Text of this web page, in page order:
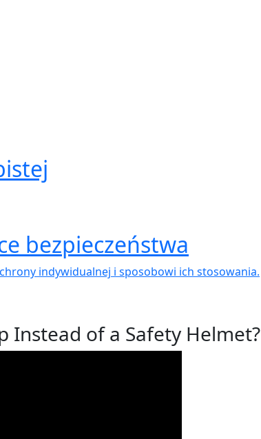
bezpieczeństwa
indywidualnej i sposobowi ich stosowania.
Instead of a Safety Helmet?